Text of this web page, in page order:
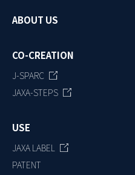
ABOUT US
CO-CREATION
J-SPARC
JAXA-STEPS
USE
JAXA LABEL
PATENT